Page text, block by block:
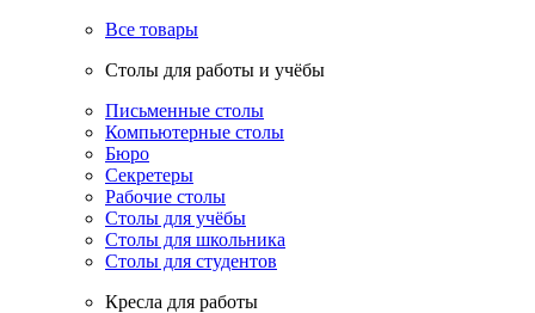
Все товары
Столы для работы и учёбы
Письменные столы
Компьютерные столы
Бюро
Секретеры
Рабочие столы
Столы для учёбы
Столы для школьника
Столы для студентов
Кресла для работы